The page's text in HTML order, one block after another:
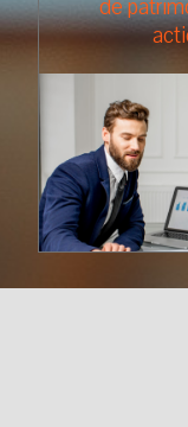
de